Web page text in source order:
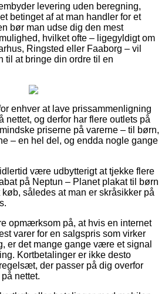
levering uden beregning,
betinget af at man handler for et
bør man udse dig den mest
hvilket ofte – ligegyldigt om
Ringsted eller Faaborg – vil
til at bringe din ordre til en
enhver at lave prissammenligning
nettet, og derfor har flere outlets på
priserne på varerne – til børn,
– en hel del, og endda nogle gange
være udbytterigt at tjekke flere
på Neptun – Planet plakat til børn
således at man er skråsikker på
opmærksom på, at hvis en internet
varer for en salgspris som virker
er det mange gange være et signal
Kortbetalinger er ikke desto
der passer på dig overfor
nettet.